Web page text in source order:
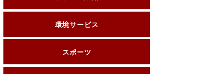
環境サービス
スポーツ